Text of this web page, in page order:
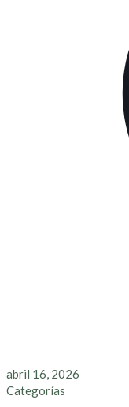
abril 16, 2026
Categorías